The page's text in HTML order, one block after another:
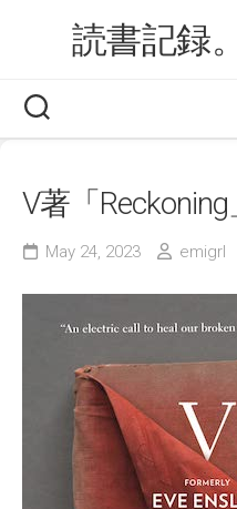
読書記録
V著「Reckoning
May 24, 2023 emigrl